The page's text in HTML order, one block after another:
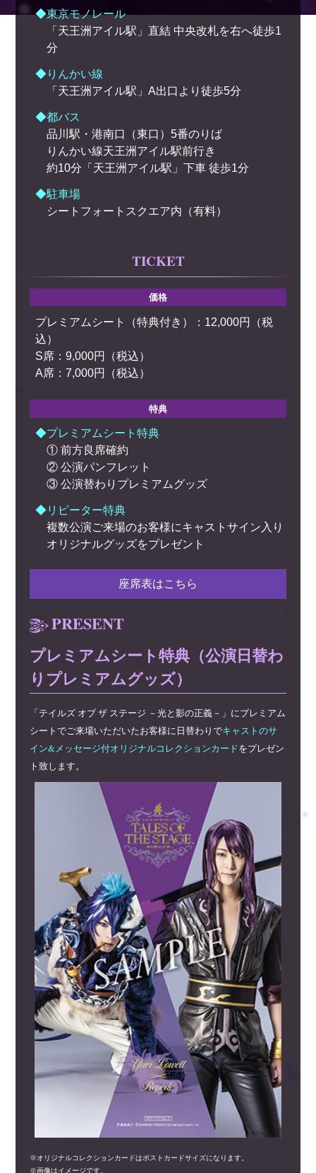
◆東京モノレール
「天王洲アイル駅」直結 中央改札を右へ徒歩1
分
◆りんかい線
「天王洲アイル駅」A出口より徒歩5分
◆都バス
品川駅・港南口（東口）5番のりば
りんかい線天王洲アイル駅前行き
約10分「天王洲アイル駅」下車 徒歩1分
◆駐車場
シートフォートスクエア内（有料）
TICKET
価格
プレミアムシート（特典付き）：12,000円（税
込）
S席：9,000円（税込）
A席：7,000円（税込）
特典
◆プレミアムシート特典
① 前方良席確約
② 公演パンフレット
③ 公演替わりプレミアムグッズ
◆リピーター特典
複数公演ご来場のお客様にキャストサイン入り
オリジナルグッズをプレゼント
座席表はこちら
PRESENT
プレミアムシート特典（公演日替わ
りプレミアムグッズ）
「テイルズ オブ ザ ステージ －光と影の正義－」にプレミアム
シートでご来場いただいたお客様に日替わりでキャストのサ
イン&メッセージ付オリジナルコレクションカードをプレゼン
ト致します。
※オリジナルコレクションカードはポストカードサイズになります。
※画像はイメージです。